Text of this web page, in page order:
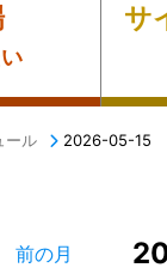
サ
ール 2026-05-15
前の月